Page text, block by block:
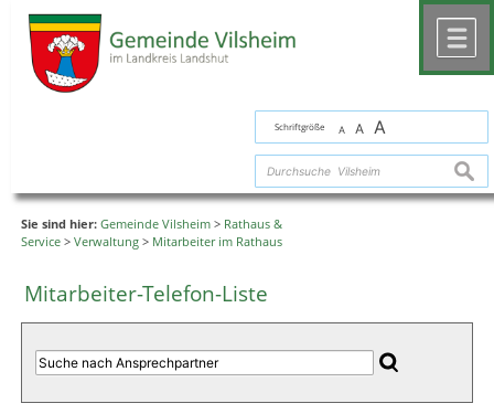
Schriftgröße A A A
Sie sind hier: Gemeinde Vilsheim > Rathaus &
Service > Verwaltung > Mitarbeiter im Rathaus
Mitarbeiter-Telefon-Liste